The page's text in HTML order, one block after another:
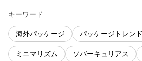
キーワード
海外パッケージ パッケージトレンド
ミニマリズム ソバーキュリアス